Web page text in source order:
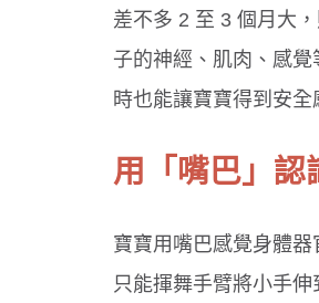
差不多 2 至 3 個月大
子的神經、肌肉、感
時也能讓寶寶得到安
用「嘴巴」認
寶寶用嘴巴感覺身體
只能揮舞手臂將小手
東西好危險！３情況要當心 選對牙膏